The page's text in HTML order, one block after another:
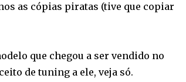
as cópias piratas (tive que copiar
que chegou a ser vendido no
de tuning a ele, veja só.